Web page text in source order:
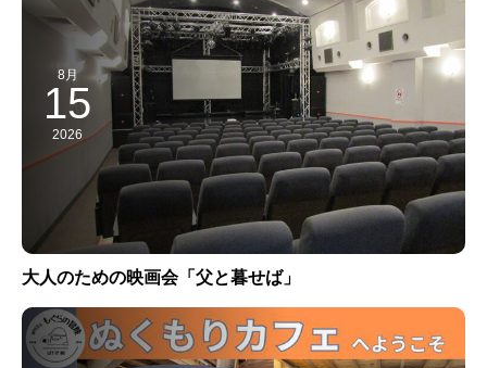
8月
15
2026
大人のための映画会「父と暮せば」